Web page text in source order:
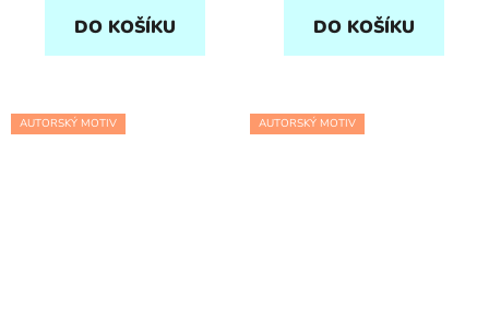
DO KOŠÍKU DO KOŠÍKU
AUTORSKÝ MOTIV AUTORSKÝ MOTIV